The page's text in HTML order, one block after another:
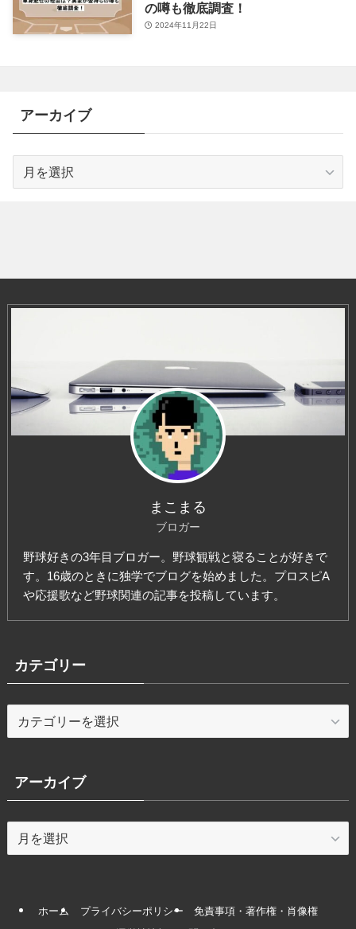
の噂も徹底調査！
2024年11月22日
アーカイブ
まこまる
ブロガー
野球好きの3年目ブロガー。野球観戦と寝ることが好きで
す。16歳のときに独学でブログを始めました。プロスピA
や応援歌など野球関連の記事を投稿しています。
カテゴリー
テ
ー
アーカイブ
ー
ホーム プライバシーポリシー
免責事項・著作権・肖像権